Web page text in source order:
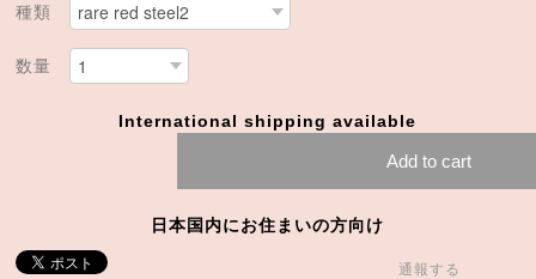
種類
数量
International shipping available
Add to cart
日本国内にお住まいの方向け
通報する